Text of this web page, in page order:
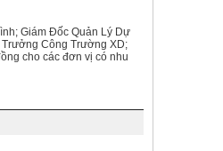
Giám Đốc Quản Lý Dự
Công Trường XD;
cho các đơn vị có nhu